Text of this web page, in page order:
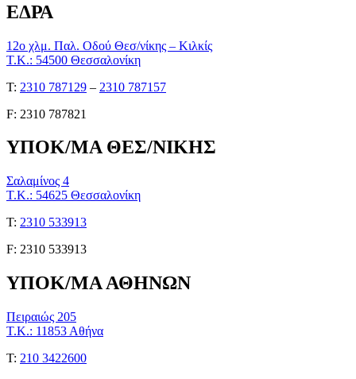
ΕΔΡΑ
12ο χλμ. Παλ. Οδού Θεσ/νίκης – Κιλκίς
Τ.Κ.: 54500 Θεσσαλονίκη
Τ: 2310 787129 – 2310 787157
F: 2310 787821
ΥΠΟΚ/ΜΑ ΘΕΣ/ΝΙΚΗΣ
Σαλαμίνος 4
Τ.Κ.: 54625 Θεσσαλονίκη
Τ: 2310 533913
F: 2310 533913
ΥΠΟΚ/ΜΑ ΑΘΗΝΩΝ
Πειραιώς 205
Τ.Κ.: 11853 Αθήνα
Τ: 210 3422600